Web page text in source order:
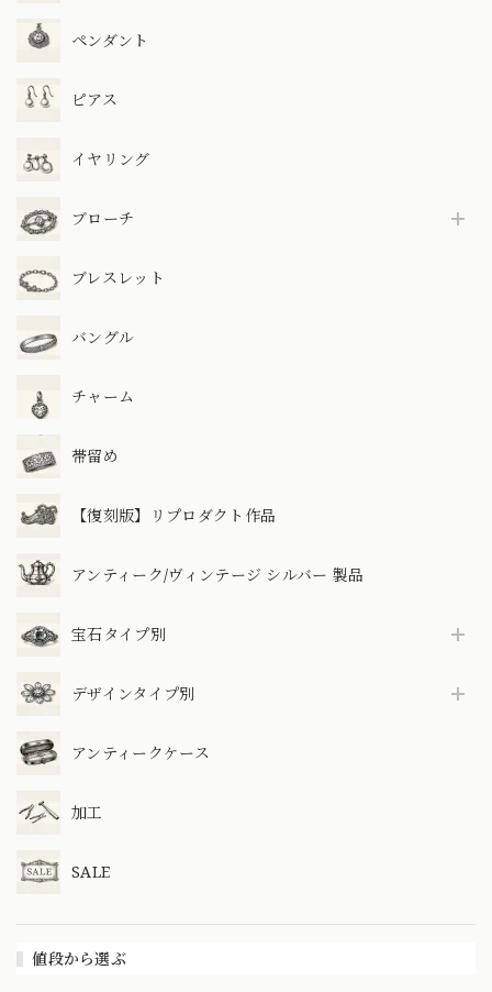
ペンダント
ピアス
イヤリング
ブローチ
ブレスレット
バングル
チャーム
帯留め
【復刻版】リプロダクト作品
アンティーク/ヴィンテージ シルバー 製品
宝石タイプ別
デザインタイプ別
アンティークケース
加工
SALE
値段から選ぶ